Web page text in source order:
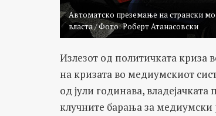
Автоматско преземање на странски
власта / Фото: Роберт Атанасовски
Излезот од политичката криза
на кризата во медиумскиот
од јули годинава,
клучните барања за